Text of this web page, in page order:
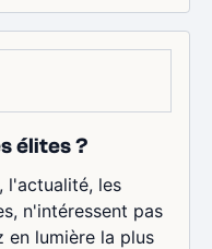
élites ?
l'actualité, les
n'intéressent pas
en lumière la plus